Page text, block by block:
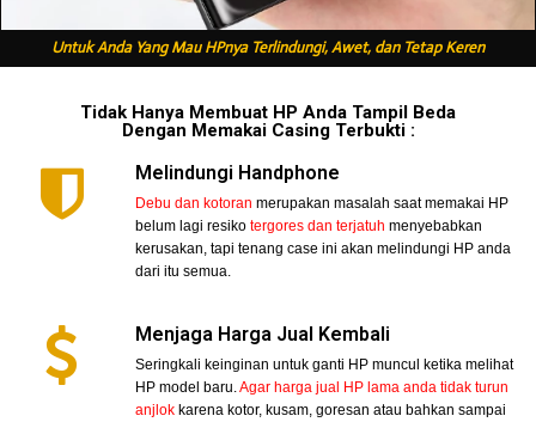
Untuk Anda Yang Mau HPnya Terlindungi, Awet, dan Tetap Keren
Tidak Hanya Membuat HP Anda Tampil Beda
Dengan Memakai Casing Terbukti :
Melindungi Handphone
Debu dan kotoran merupakan masalah saat memakai HP
belum lagi resiko tergores dan terjatuh menyebabkan
kerusakan, tapi tenang case ini akan melindungi HP anda
dari itu semua.
Menjaga Harga Jual Kembali
Seringkali keinginan untuk ganti HP muncul ketika melihat
HP model baru.Agar harga jual HP lama anda tidak turun
anjlok karena kotor, kusam, goresan atau bahkan sampai